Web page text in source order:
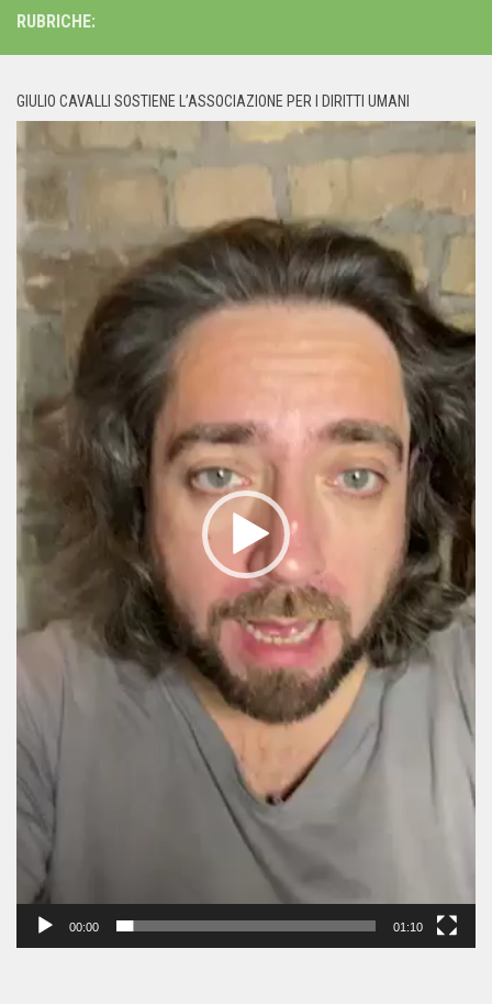
RUBRICHE:
GIULIO CAVALLI SOSTIENE L’ASSOCIAZIONE PER I DIRITTI UMANI
Player
00:00 01:10